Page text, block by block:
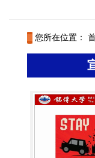
您所在位置：